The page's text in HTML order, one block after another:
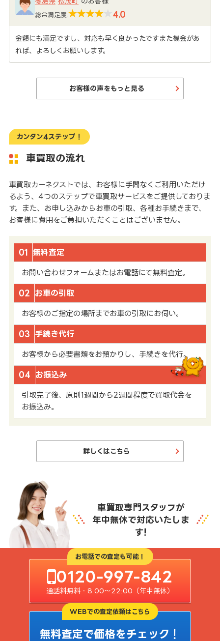
総合満足度: 4.0
金額にも満足ですし、対応も早く良かったですまた機会があ
れば、よろしくお願いします。
お客様の声をもっと見る
カンタン4ステップ！
車買取の流れ
車買取カーネクストでは、お客様に手間なくご利用いただけ
るよう、4つのステップで車買取サービスをご提供しておりま
す。また、お申し込みからお車の引取、各種お手続きまで、
お客様に費用をご負担いただくことはございません。
01 無料査定
お問い合わせフォームまたはお電話にて無料査定。
02 お車の引取
お客様のご指定の場所までお車の引取にお伺い。
03 手続き代行
お客様から必要書類をお預かりし、手続きを代行。
04 お振込み
引取完了後、原則1週間から2週間程度で買取代金を
お振込み。
詳しくはこちら
車買取専門スタッフが
年中無休で対応いたしま
す!
お電話での査定も可能！
0120-997-842
通話料無料・8:00〜22:00（年中無休）
WEBでの査定依頼はこちら
無料査定で価格をチェック！